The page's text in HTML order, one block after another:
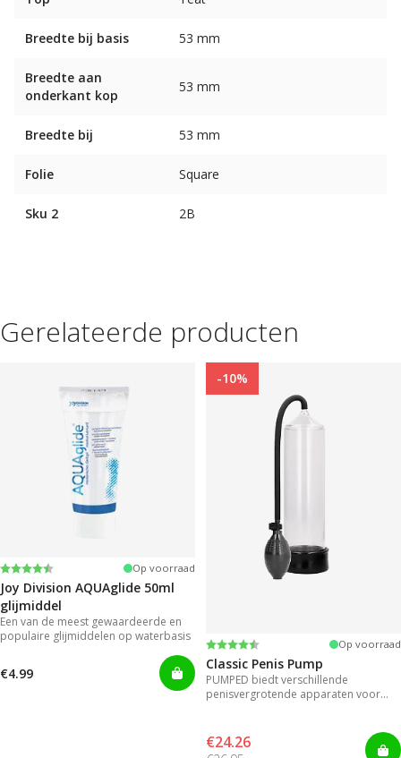
Breedte bij basis 53 mm
Breedte aan
onderkant kop
53 mm
Breedte bij 53 mm
Folie Square
Sku 2 2B
Gerelateerde producten
Beoordeling:
4.2 uit 5 sterren Op voorraad
Joy Division AQUAglide 50ml
glijmiddel
Een van de meest gewaardeerde en
populaire glijmiddelen op waterbasis
€4.99
-10%
Beoordeling:
4.3 uit 5 sterren Op voorraad
Classic Penis Pump
PUMPED biedt verschillende
penisvergrotende apparaten voor
€24.26